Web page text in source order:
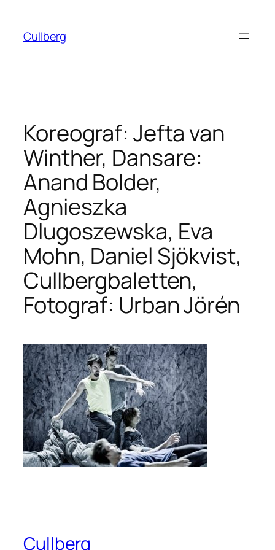
innehåll
Cullberg
Koreograf: Jefta van
Winther, Dansare:
Anand Bolder,
Agnieszka
Dlugoszewska, Eva
Mohn, Daniel Sjökvist,
Cullbergbaletten,
Fotograf: Urban Jörén
Cullberg